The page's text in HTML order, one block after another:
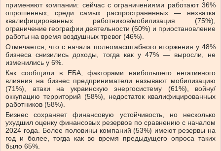
применяют компании: сейчас с ограничениями работают 36%
опрошенных, среди самых распространенных — нехватка
квалифицированных работников/мобилизация (75%),
ограничение географии деятельности (60%) и приостановление
работы на время воздушных тревог (46%).
Отмечается, что с начала полномасштабного вторжения у 48%
бизнеса снизились доходы, тогда как у 47% — выросли, не
изменились у 6%.
Как сообщили в ЕБА, факторами наибольшего негативного
влияния на бизнес предприниматели называют мобилизацию
(71%), атаки на украинскую энергосистему (61%), войну/
оккупацию территорий (58%), недостаток квалифицированных
работников (58%).
Бизнес сохраняет финансовую устойчивость, но несколько
ухудшил оценку финансовых резервов по сравнению с началом
2024 года. Более половины компаний (53%) имеют резервы на
год и более, тогда как во время предыдущего опроса таких
было 65%.